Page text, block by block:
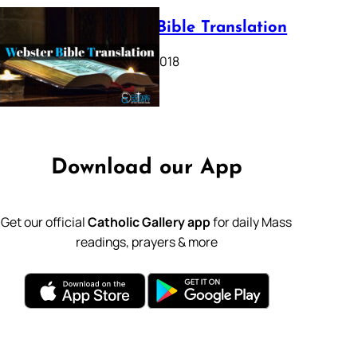
Webster Bible Translation
October 11, 2018
Download our App
Get our officialCatholic Gallery appfor daily Mass
readings, prayers & more